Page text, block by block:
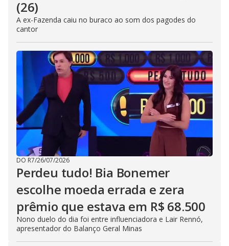
(26)
A ex-Fazenda caiu no buraco ao som dos pagodes do
cantor
DO R7/26/07/2026
Perdeu tudo! Bia Bonemer
escolhe moeda errada e zera
prêmio que estava em R$ 68.500
Nono duelo do dia foi entre influenciadora e Lair Rennó,
apresentador do Balanço Geral Minas